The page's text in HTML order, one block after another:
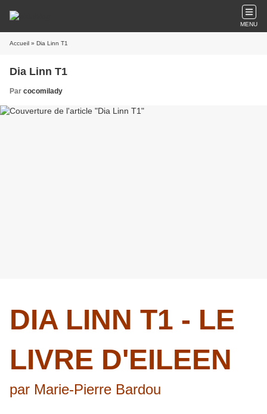
MENU
Accueil » Dia Linn T1
Dia Linn T1
Par cocomilady
DIA LINN T1 - LE
LIVRE D'EILEEN
par Marie-Pierre Bardou